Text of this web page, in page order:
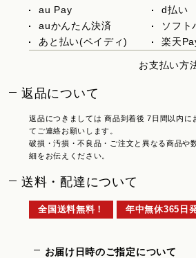
au Pay
d払い
auかんたん決済
ソフト
あと払い(ペイディ)
楽天
お支払い方
返品について
返品につきましては 商品到着後 7日間以内に
てご連絡お願いします。
破損・汚損・不良品・ご注文と異なる商品や
細をお伝えください。
送料・配達について
全国送料無料！ 年中無休365日
お届け日時のご指定について